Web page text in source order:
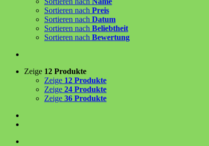
Sortieren nach Preis
Sortieren nach Datum
Sortieren nach Beliebtheit
Sortieren nach Bewertung
Zeige 12 Produkte
Zeige 12 Produkte
Zeige 24 Produkte
Zeige 36 Produkte